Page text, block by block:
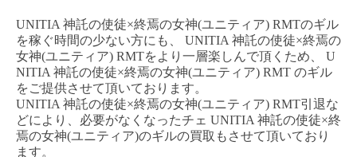
UNITIA 神託の使徒×終焉の女神(ユニティア) RMTのギル
を稼ぐ時間の少ない方にも、
UNITIA 神託の使徒×終焉の
女神(ユニティア) RMTをより一層楽しんで頂くため、
U
NITIA 神託の使徒×終焉の女神(ユニティア) RMT のギル
をご提供させて頂いております。
UNITIA 神託の使徒×終焉の女神(ユニティア) RMT引退な
どにより、必要がなくなったチェ UNITIA 神託の使徒×終
焉の女神(ユニティア)のギルの買取もさせて頂いており
ます。